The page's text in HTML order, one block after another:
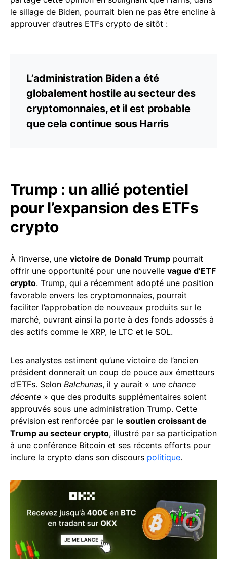
le sillage de Biden, pourrait bien ne pas être encline à
approuver d’autres ETFs crypto de sitôt :
L’administration Biden a été
globalement hostile au secteur des
cryptomonnaies, et il est probable
que cela continue sous Harris
Trump : un allié potentiel
pour l’expansion des ETFs
crypto
À l’inverse, une victoire de Donald Trump pourrait
offrir une opportunité pour une nouvelle vague d’ETF
crypto. Trump, qui a récemment adopté une position
favorable envers les cryptomonnaies, pourrait
faciliter l’approbation de nouveaux produits sur le
marché, ouvrant ainsi la porte à des fonds adossés à
des actifs comme le XRP, le LTC et le SOL.
Les analystes estiment qu’une victoire de l’ancien
président donnerait un coup de pouce aux émetteurs
d’ETFs. Selon Balchunas, il y aurait « une chance
décente » que des produits supplémentaires soient
approuvés sous une administration Trump. Cette
prévision est renforcée par le soutien croissant de
Trump au secteur crypto, illustré par sa participation
à une conférence Bitcoin et ses récents efforts pour
inclure la crypto dans son discours politique.